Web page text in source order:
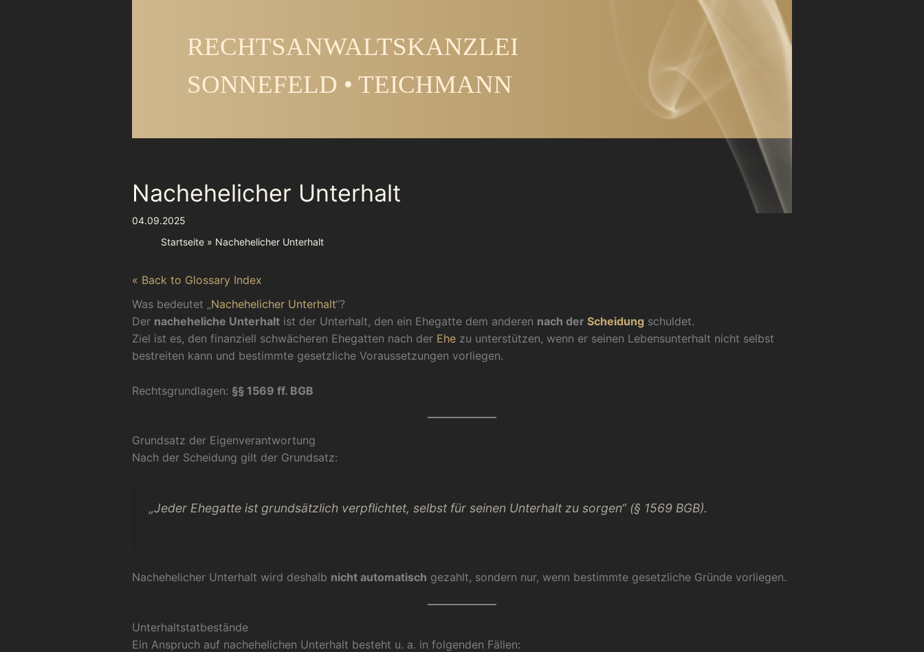
RECHTSANWALTSKANZLEI
SONNEFELD • TEICHMANN
Nachehelicher Unterhalt
04.09.2025
Startseite
Nachehelicher Unterhalt
« Back to Glossary Index
Was bedeutet „Nachehelicher Unterhalt“?
Der nacheheliche Unterhalt ist der Unterhalt, den ein Ehegatte dem anderen nach der Scheidung schuldet.
Ziel ist es, den finanziell schwächeren Ehegatten nach der Ehe zu unterstützen, wenn er seinen Lebensunterhalt nicht selbst
bestreiten kann und bestimmte gesetzliche Voraussetzungen vorliegen.
Rechtsgrundlagen: §§ 1569 ff. BGB
Grundsatz der Eigenverantwortung
Nach der Scheidung gilt der Grundsatz:
„Jeder Ehegatte ist grundsätzlich verpflichtet, selbst für seinen Unterhalt zu sorgen“ (§ 1569 BGB).
Nachehelicher Unterhalt wird deshalb nicht automatisch gezahlt, sondern nur, wenn bestimmte gesetzliche Gründe vorliegen.
Unterhaltstatbestände
Ein Anspruch auf nachehelichen Unterhalt besteht u. a. in folgenden Fällen: